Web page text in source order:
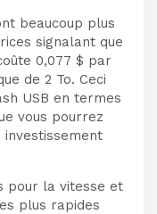
beaucoup plus
signalant que
0,077 $ par
de 2 To. Ceci
USB en termes
vous pourrez
pour la vitesse et
plus rapides